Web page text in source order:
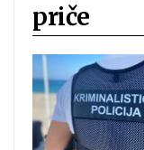
priče